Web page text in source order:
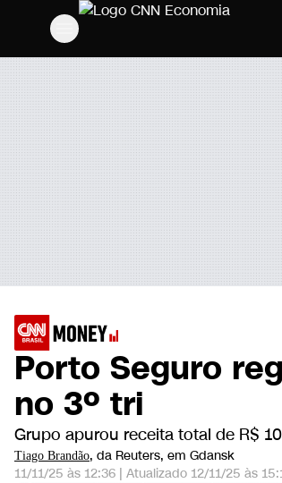
Porto Seguro
no 3º tri
Grupo apurou receita total de R$
Tiago Brandão, da Reuters, em Gdansk
11/11/25 às 12:36 | Atualizado 12/11/25 às